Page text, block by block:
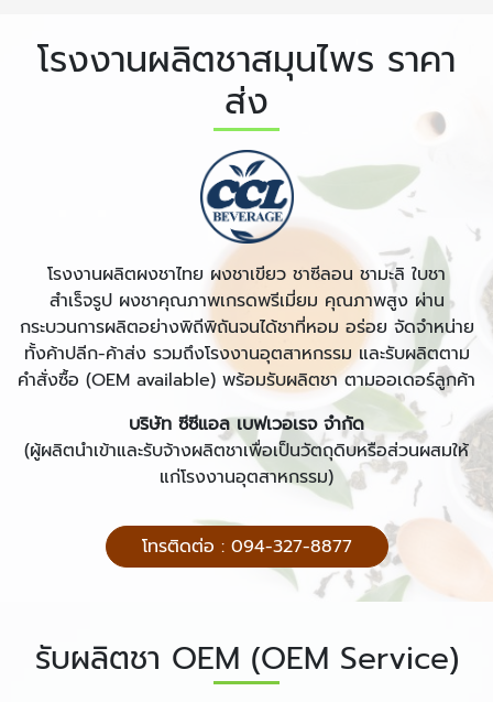
โรงงานผลิตชาสมุนไพร ราคา
ส่ง
โรงงานผลิตผงชาไทย ผงชาเขียว ชาซีลอน ชามะลิ ใบชา
สำเร็จรูป ผงชาคุณภาพเกรดพรีเมี่ยม คุณภาพสูง ผ่าน
กระบวนการผลิตอย่างพิถีพิถันจนได้ชาที่หอม อร่อย จัดจำหน่าย
ทั้งค้าปลีก-ค้าส่ง รวมถึงโรงงานอุตสาหกรรม และรับผลิตตาม
คำสั่งซื้อ (OEM available) พร้อมรับผลิตชา ตามออเดอร์ลูกค้า
บริษัท ซีซีแอล เบฟเวอเรจ จำกัด
(ผู้ผลิตนำเข้าและรับจ้างผลิตชาเพื่อเป็นวัตถุดิบหรือส่วนผสมให้
แก่โรงงานอุตสาหกรรม)
โทรติดต่อ : 094-327-8877
รับผลิตชา OEM (OEM Service)